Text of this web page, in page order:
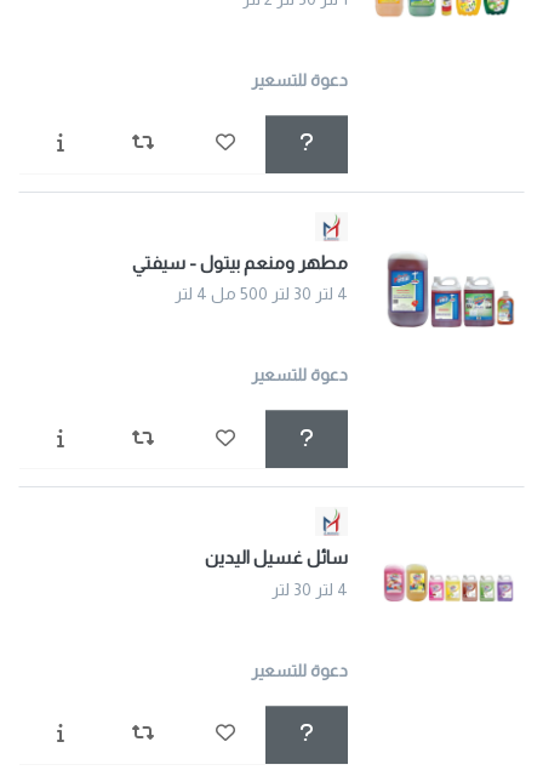
دعوة للتسعير
مطهر ومنعم بيتول - سيفتي
4 لتر 30 لتر 500 مل 4 لتر
دعوة للتسعير
سائل غسيل اليدين
4 لتر 30 لتر
دعوة للتسعير